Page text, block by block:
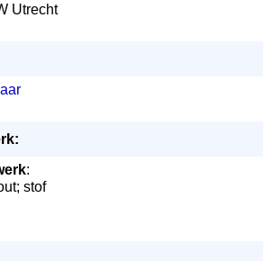
Utrecht
:
stof